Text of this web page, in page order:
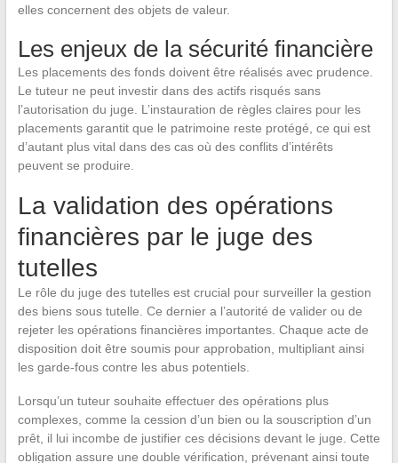
elles concernent des objets de valeur.
Les enjeux de la sécurité financière
Les placements des fonds doivent être réalisés avec prudence.
Le tuteur ne peut investir dans des actifs risqués sans
l’autorisation du juge. L’instauration de règles claires pour les
placements garantit que le patrimoine reste protégé, ce qui est
d’autant plus vital dans des cas où des conflits d’intérêts
peuvent se produire.
La validation des opérations
financières par le juge des
tutelles
Le rôle du juge des tutelles est crucial pour surveiller la gestion
des biens sous tutelle. Ce dernier a l’autorité de valider ou de
rejeter les opérations financières importantes. Chaque acte de
disposition doit être soumis pour approbation, multipliant ainsi
les garde-fous contre les abus potentiels.
Lorsqu’un tuteur souhaite effectuer des opérations plus
complexes, comme la cession d’un bien ou la souscription d’un
prêt, il lui incombe de justifier ces décisions devant le juge. Cette
obligation assure une double vérification, prévenant ainsi toute